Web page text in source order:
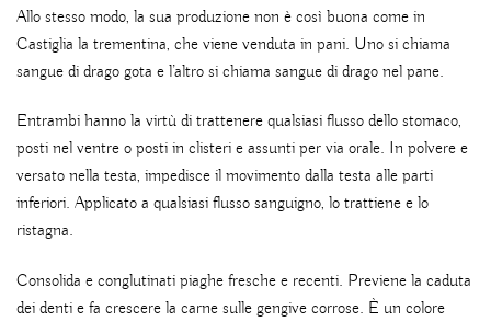
Allo stesso modo, la sua produzione non è così buona come in
Castiglia la trementina, che viene venduta in pani. Uno si chiama
sangue di drago gota e l’altro si chiama sangue di drago nel pane.
Entrambi hanno la virtù di trattenere qualsiasi flusso dello stomaco,
posti nel ventre o posti in clisteri e assunti per via orale. In polvere e
versato nella testa, impedisce il movimento dalla testa alle parti
inferiori. Applicato a qualsiasi flusso sanguigno, lo trattiene e lo
ristagna.
Consolida e conglutinati piaghe fresche e recenti. Previene la caduta
dei denti e fa crescere la carne sulle gengive corrose. È un colore